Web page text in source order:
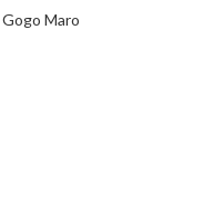
Maro